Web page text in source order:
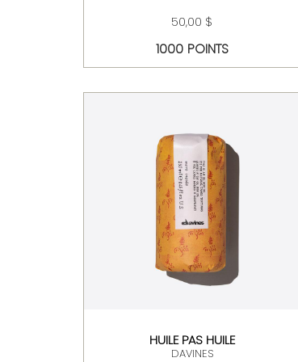
50,00 $
1000 POINTS
HUILE PAS HUILE
DAVINES